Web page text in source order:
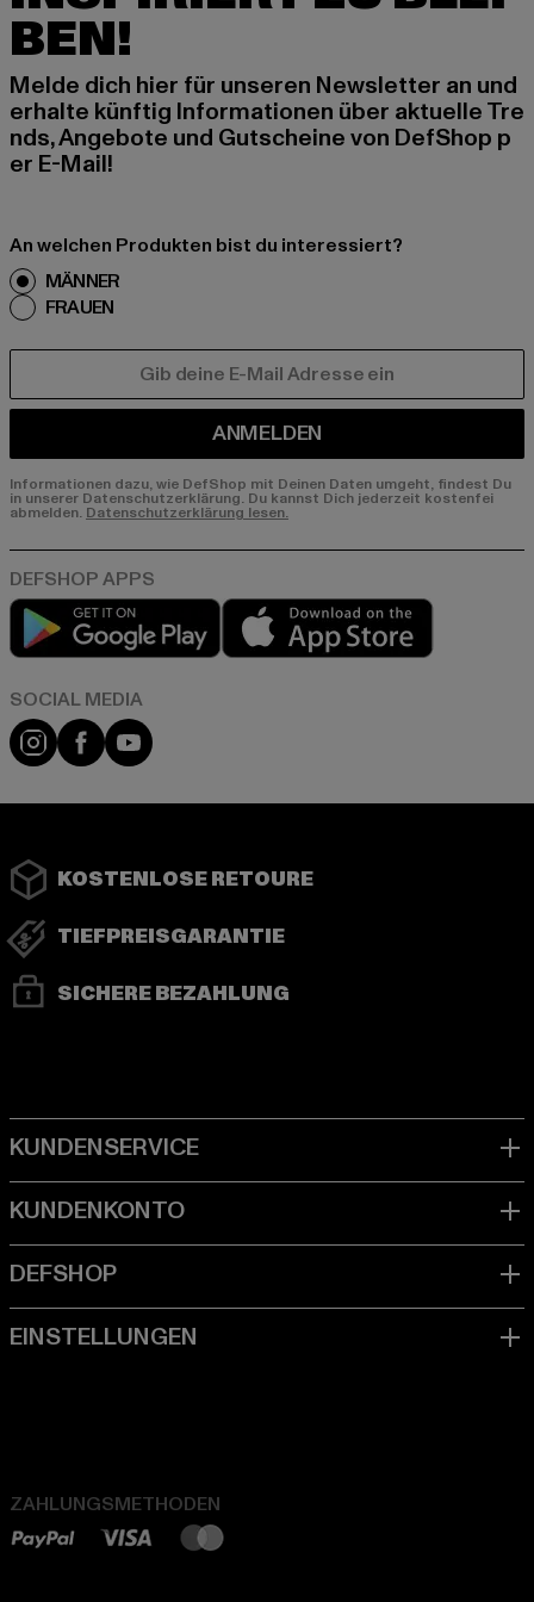
BEN!
Melde dich hier für unseren Newsletter an und
erhalte künftig Informationen über aktuelle Tre
nds, Angebote und Gutscheine von DefShop p
er E-Mail!
An welchen Produkten bist du interessiert?
MÄNNER
FRAUEN
ANMELDEN
Informationen dazu, wie DefShop mit Deinen Daten umgeht, findest Du
in unserer Datenschutzerklärung. Du kannst Dich jederzeit kostenfei
abmelden.Datenschutzerklärung lesen.
Play market
Instagram
FacebookYouTube
KOSTENLOSE RETOURE
TIEFPREISGARANTIE
SICHERE BEZAHLUNG
ZAHLUNGSMETHODEN